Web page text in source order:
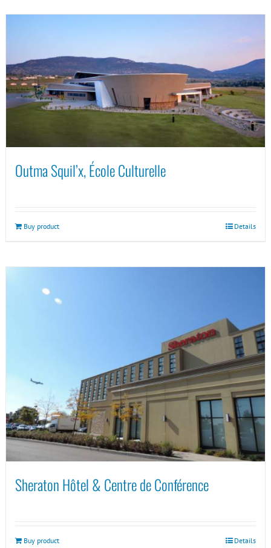
Outma Squil’x, École Culturelle
Buy product Details
Sheraton Hôtel & Centre de Conférence
Buy product Details